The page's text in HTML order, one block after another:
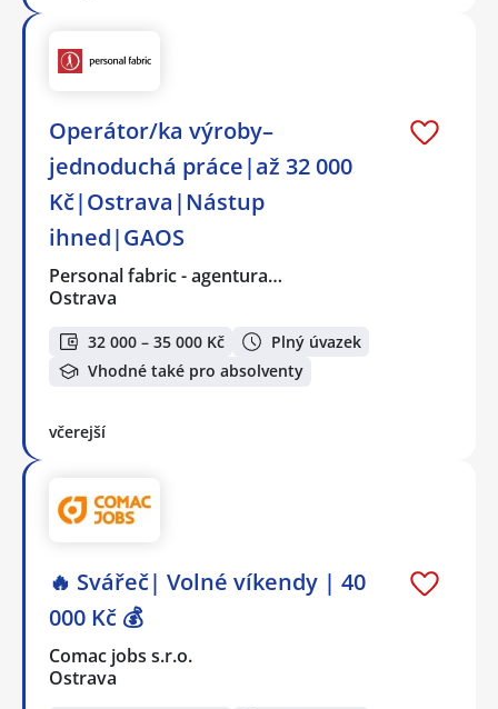
Operátor/ka výroby–
jednoduchá práce|až 32 000
Kč|Ostrava|Nástup
ihned|GAOS
Personal fabric - agentura…
Ostrava
32 000 – 35 000 Kč
Plný úvazek
Vhodné také pro absolventy
včerejší
🔥 Svářeč| Volné víkendy | 40
000 Kč 💰
Comac jobs s.r.o.
Ostrava